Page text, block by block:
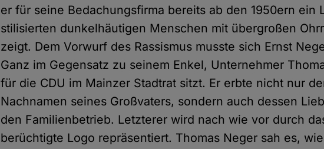
er für seine Bedachungsfirma bereits ab den 1950ern ein
stilisierten dunkelhäutigen Menschen mit übergroßen
zeigt. Dem Vorwurf des Rassismus musste sich Ernst
Ganz im Gegensatz zu seinem Enkel, Unternehmer
für die CDU im Mainzer Stadtrat sitzt. Er erbte nicht nur
Nachnamen seines Großvaters, sondern auch dessen
den Familienbetrieb. Letzterer wird nach wie vor durch
berüchtigte Logo repräsentiert. Thomas Neger sah es,